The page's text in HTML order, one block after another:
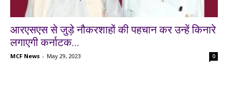
आरएसएस से जुड़े नौकरशाहों की पहचान कर उन्हें किनारे
लगाएगी कर्नाटक...
MCF News - May 29, 2023 0